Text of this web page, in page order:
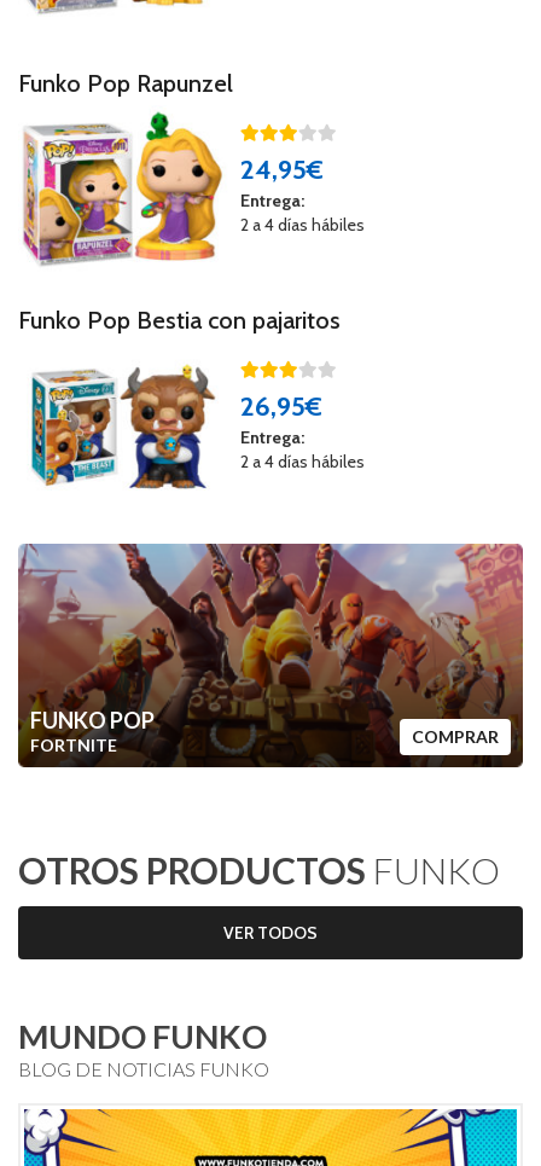
Funko Pop Rapunzel
24,95€
Entrega:
2 a 4 días hábiles
Funko Pop Bestia con pajaritos
26,95€
Entrega:
2 a 4 días hábiles
FUNKO POP
FORTNITE COMPRAR
OTROS PRODUCTOS FUNKO
VER TODOS
MUNDO FUNKO
BLOG DE NOTICIAS FUNKO